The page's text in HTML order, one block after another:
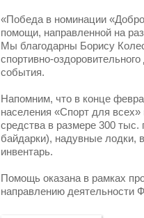
«Победа в номинации
помощи, направленной на
Мы благодарны Борису
спортивно-
события.
Напомним, что в конце
населения «Спорт для
средства в размере 300 тыс.
байдарки), надувные лодки,
инвентарь.
Помощь оказана в рамках
направлению деятельности